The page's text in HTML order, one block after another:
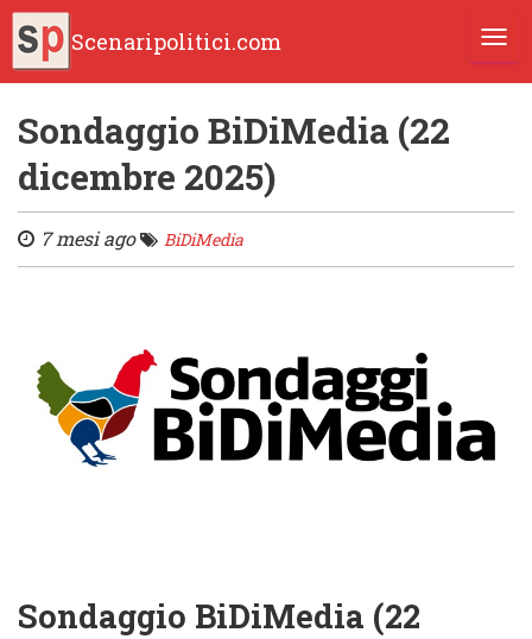
Scenaripolitici.com
Sondaggio BiDiMedia (22
dicembre 2025)
7 mesi ago BiDiMedia
Sondaggio BiDiMedia (22